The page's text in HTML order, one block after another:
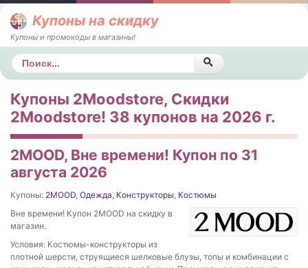
Купоны на скидку
Купоны и промокоды в магазины!
Поиск
Купоны 2Moodstore, Скидки
2Moodstore! 38 купонов на 2026 г.
2MOOD, Вне времени! Купон по 31
августа 2026
Купоны: 2MOOD, Одежда, Конструкторы, Костюмы
Вне времени! Купон 2MOOD на скидку в
магазин.
Условия: Костюмы-конструкторы из
плотной шерсти, струящиеся шелковые блузы, топы и комбинации с